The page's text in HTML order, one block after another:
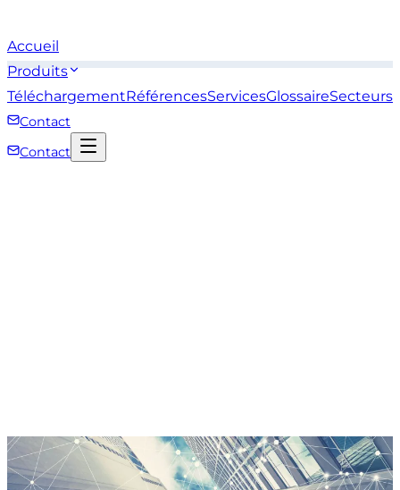
Accueil
Produits
TéléchargementRéférencesServicesGlossaireSecteurs
Contact
Contact